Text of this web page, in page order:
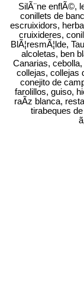
SilÃ¨ne enflÃ©,
conillets de
escruixidors,
cruixideres,
BlÃ¦resmÃ¦lde,
alcoletas, ben
Canarias,
collejas, collejas
conejito de
farolillos, guiso,
raÃ­z blanca,
tirabeques